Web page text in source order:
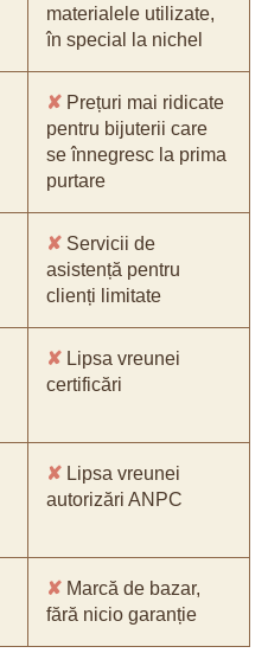
materialele utilizate,
în special la nichel
✘ Prețuri mai ridicate
pentru bijuterii care
se înnegresc la prima
purtare
✘ Servicii de
asistență pentru
clienți limitate
✘ Lipsa vreunei
certificări
✘ Lipsa vreunei
autorizări ANPC
✘ Marcă de bazar,
fără nicio garanție